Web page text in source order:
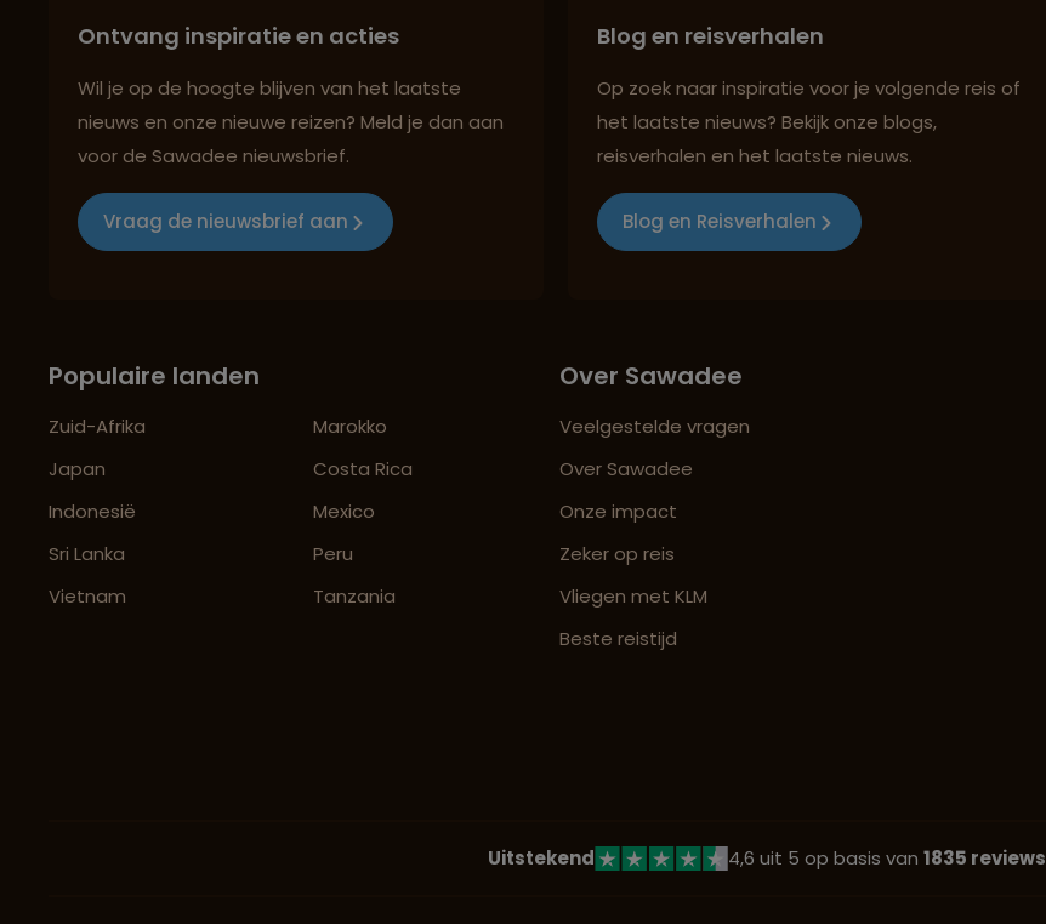
Ontvang inspiratie en acties
Wil je op de hoogte blijven van het laatste
nieuws en onze nieuwe reizen? Meld je dan aan
voor de Sawadee nieuwsbrief.
Vraag de nieuwsbrief aan
Blog en reisverhalen
Op zoek naar inspiratie voor je volgende reis of
het laatste nieuws? Bekijk onze blogs,
reisverhalen en het laatste nieuws.
Blog en Reisverhalen
Populaire landen
Zuid-Afrika
Japan
Indonesië
Sri Lanka
Vietnam
Marokko
Costa Rica
Mexico
Peru
Tanzania
Over Sawadee
Veelgestelde vragen
Over Sawadee
Onze impact
Zeker op reis
Vliegen met KLM
Beste reistijd
Uitstekend 4,6 uit 5 op basis van 1835 reviews